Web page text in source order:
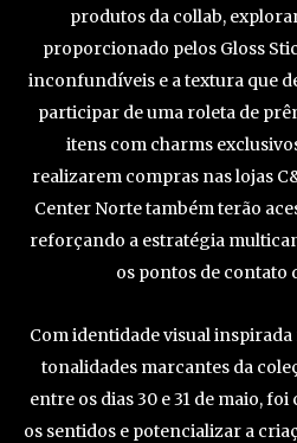
produtos da collab,
proporcionado pelos Gloss
inconfundíveis e a textura que
participar de uma roleta de
itens com charms
realizarem compras nas lojas
Center Norte também terão
reforçando a estratégia
os pontos de contato
Com identidade visual
tonalidades marcantes da
entre os dias 30 e 31 de maio,
os sentidos e potencializar a